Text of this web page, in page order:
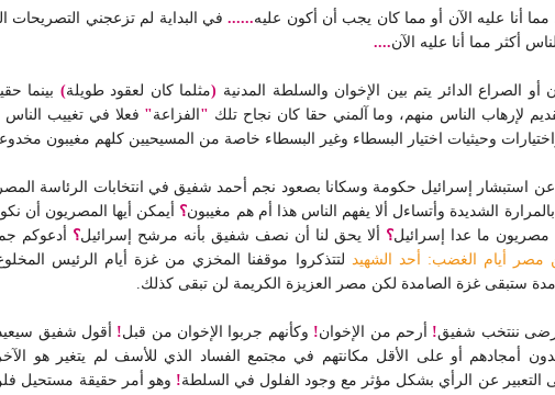
مما أنا عليه الآن أو مما كان يجب أن أكون عليه......في البداية لم تزعجني التصريحات
أكثر مما أنا عليه الآن....
الصراع الدائر يتم بين الإخوان والسلطة المدنية (مثلما كان لعقود طويلة) بينما
لإرهاب الناس منهم، وما آلمني حقا كان نجاح تلك " الفزاعة" فعلا في تغييب
وحيثيات اختيار البسطاء وغير البسطاء خاصة من المسيحيين كلهم مغيبون
استبشار إسرائيل حكومة وسكانا بصعود نجم أحمد شفيق في انتخابات الرئاسة
الشديدة وأتساءل ألا يفهم الناس هذا أم هم مغيبون؟ أيمكن أيها المصريون أن
مصريون ما عدا إسرائيل؟ ألا يحق لنا أن نصف شفيق بأنه مرشح إسرائيل؟ أدعوكم
أيام الغضب: أحد الشهيد لتتذكروا موقفنا المخزي من غزة أيام الرئيس
ستبقى غزة الصامدة لكن مصر العزيزة الكريمة لن تبقى كذلك.
ننتخب شفيق! أرحم من الإخوان! وكأنهم جربوا الإخوان من قبل! أقول شفيق سيعيد
أمجادهم أو على الأقل مكانتهم في مجتمع الفساد الذي للأسف لم يتغير هو الآخر
عن الرأي بشكل مؤثر مع وجود الفلول في السلطة! وهو أمر حقيقة مستحيل